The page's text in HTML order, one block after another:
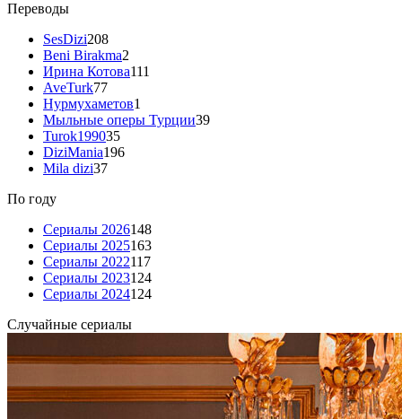
Переводы
SesDizi208
Beni Birakma2
Ирина Котова111
AveTurk77
Нурмухаметов1
Мыльные оперы Турции39
Turok199035
DiziMania196
Mila dizi37
По году
Сериалы 2026148
Сериалы 2025163
Сериалы 2022117
Сериалы 2023124
Сериалы 2024124
Случайные сериалы